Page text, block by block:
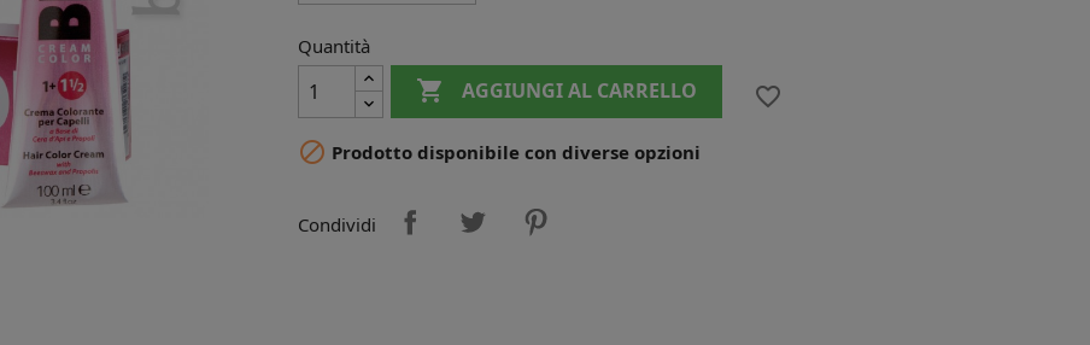
Quantità
 AGGIUNGI AL CARRELLO
favorite_border
 Prodotto disponibile con diverse opzioni
Condividi